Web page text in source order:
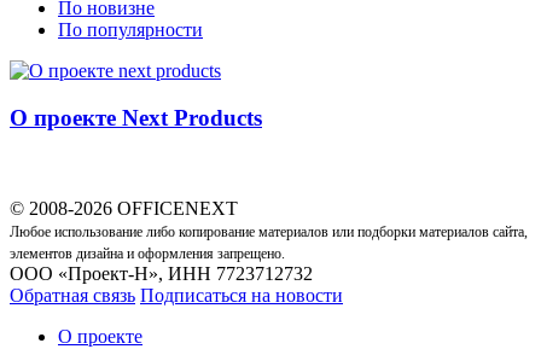
По новизне
По популярности
О проекте Next Products
© 2008-2026 OFFICENEXT
Любое использование либо копирование материалов или подборки материалов сайта,
элементов дизайна и оформления запрещено.
ООО «Проект-Н», ИНН 7723712732
Обратная связь Подписаться на новости
О проекте